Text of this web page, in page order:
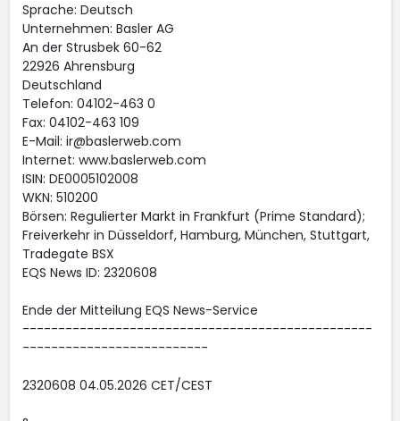
Sprache: Deutsch
Unternehmen: Basler AG
An der Strusbek 60-62
22926 Ahrensburg
Deutschland
Telefon: 04102-463 0
Fax: 04102-463 109
E-Mail: ir@baslerweb.com
Internet: www.baslerweb.com
ISIN: DE0005102008
WKN: 510200
Börsen: Regulierter Markt in Frankfurt (Prime Standard);
Freiverkehr in Düsseldorf, Hamburg, München, Stuttgart,
Tradegate BSX
EQS News ID: 2320608
Ende der Mitteilung EQS News-Service
-------------------------------------------------
--------------------------
2320608 04.05.2026 CET/CEST